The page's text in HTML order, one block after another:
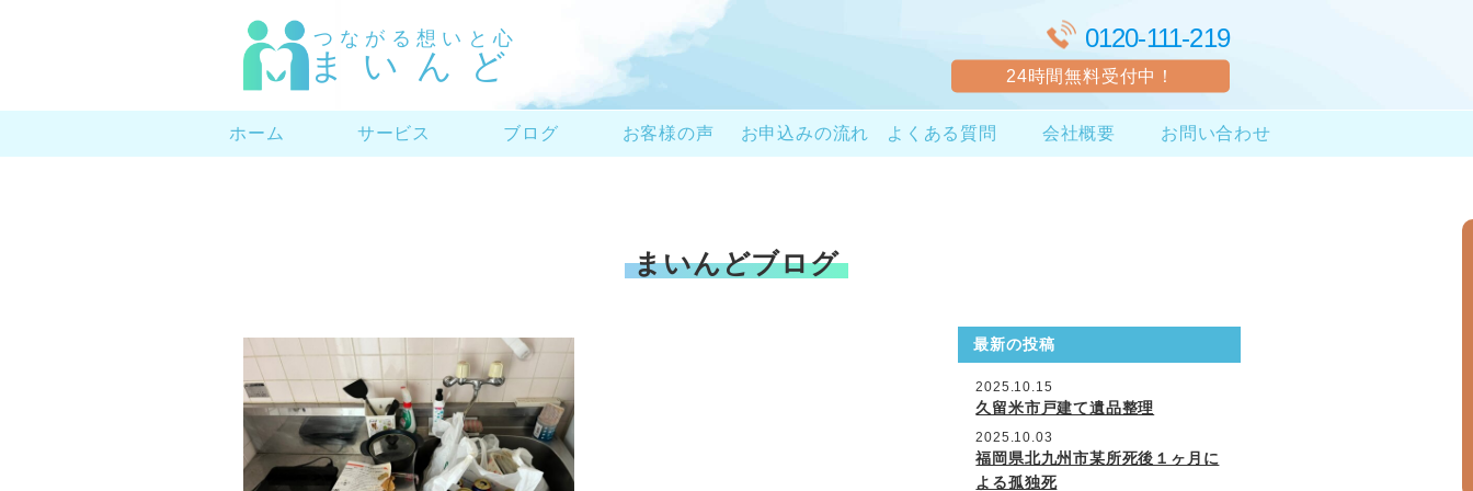
つながる想いと心
まいんど
0120-111-219
24時間無料受付中！
ホーム サービス ブログ お客様の声 お申込みの流れ よくある質問 会社概要 お問い合わせ
まいんどブログ
最新の投稿
2025.10.15
久留米市戸建て遺品整理
2025.10.03
福岡県北九州市某所死後１ヶ月に
よる孤独死